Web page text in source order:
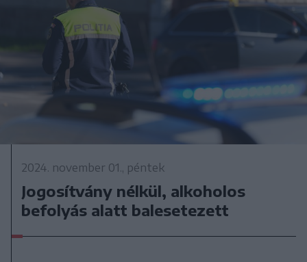
2024. november 01., péntek
Jogosítvány nélkül, alkoholos
befolyás alatt balesetezett